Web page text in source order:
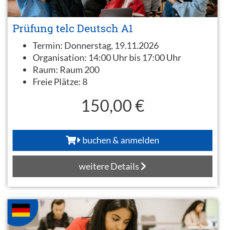
Prüfung telc Deutsch A1
Termin: Donnerstag, 19.11.2026
Organisation: 14:00 Uhr bis 17:00 Uhr
Raum: Raum 200
Freie Plätze: 8
150,00 €
buchen & anmelden
weitere Details